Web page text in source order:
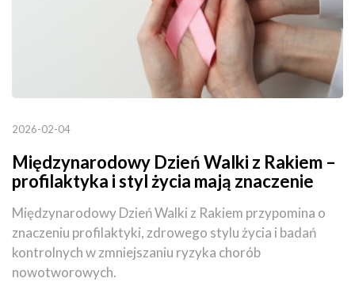
2026-02-04
Międzynarodowy Dzień Walki z Rakiem –
profilaktyka i styl życia mają znaczenie
Międzynarodowy Dzień Walki z Rakiem przypomina o
znaczeniu profilaktyki, zdrowego stylu życia i badań
kontrolnych w zmniejszaniu ryzyka chorób
nowotworowych.